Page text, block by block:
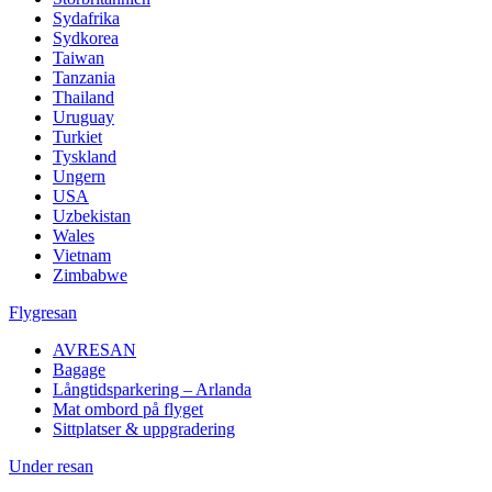
Sydafrika
Sydkorea
Taiwan
Tanzania
Thailand
Uruguay
Turkiet
Tyskland
Ungern
USA
Uzbekistan
Wales
Vietnam
Zimbabwe
Flygresan
AVRESAN
Bagage
Långtidsparkering – Arlanda
Mat ombord på flyget
Sittplatser & uppgradering
Under resan